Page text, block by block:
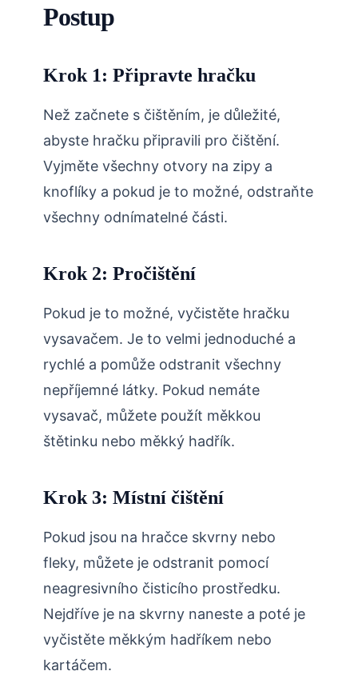
Postup
Krok 1: Připravte hračku
Než začnete s čištěním, je důležité,
abyste hračku připravili pro čištění.
Vyjměte všechny otvory na zipy a
knoflíky a pokud je to možné, odstraňte
všechny odnímatelné části.
Krok 2: Pročištění
Pokud je to možné, vyčistěte hračku
vysavačem. Je to velmi jednoduché a
rychlé a pomůže odstranit všechny
nepříjemné látky. Pokud nemáte
vysavač, můžete použít měkkou
štětinku nebo měkký hadřík.
Krok 3: Místní čištění
Pokud jsou na hračce skvrny nebo
fleky, můžete je odstranit pomocí
neagresivního čisticího prostředku.
Nejdříve je na skvrny naneste a poté je
vyčistěte měkkým hadříkem nebo
kartáčem.